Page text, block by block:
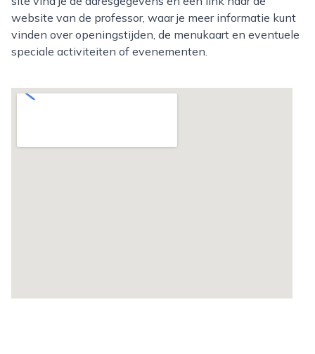
website van de professor, waar je meer informatie kunt
vinden over openingstijden, de menukaart en eventuele
speciale activiteiten of evenementen.